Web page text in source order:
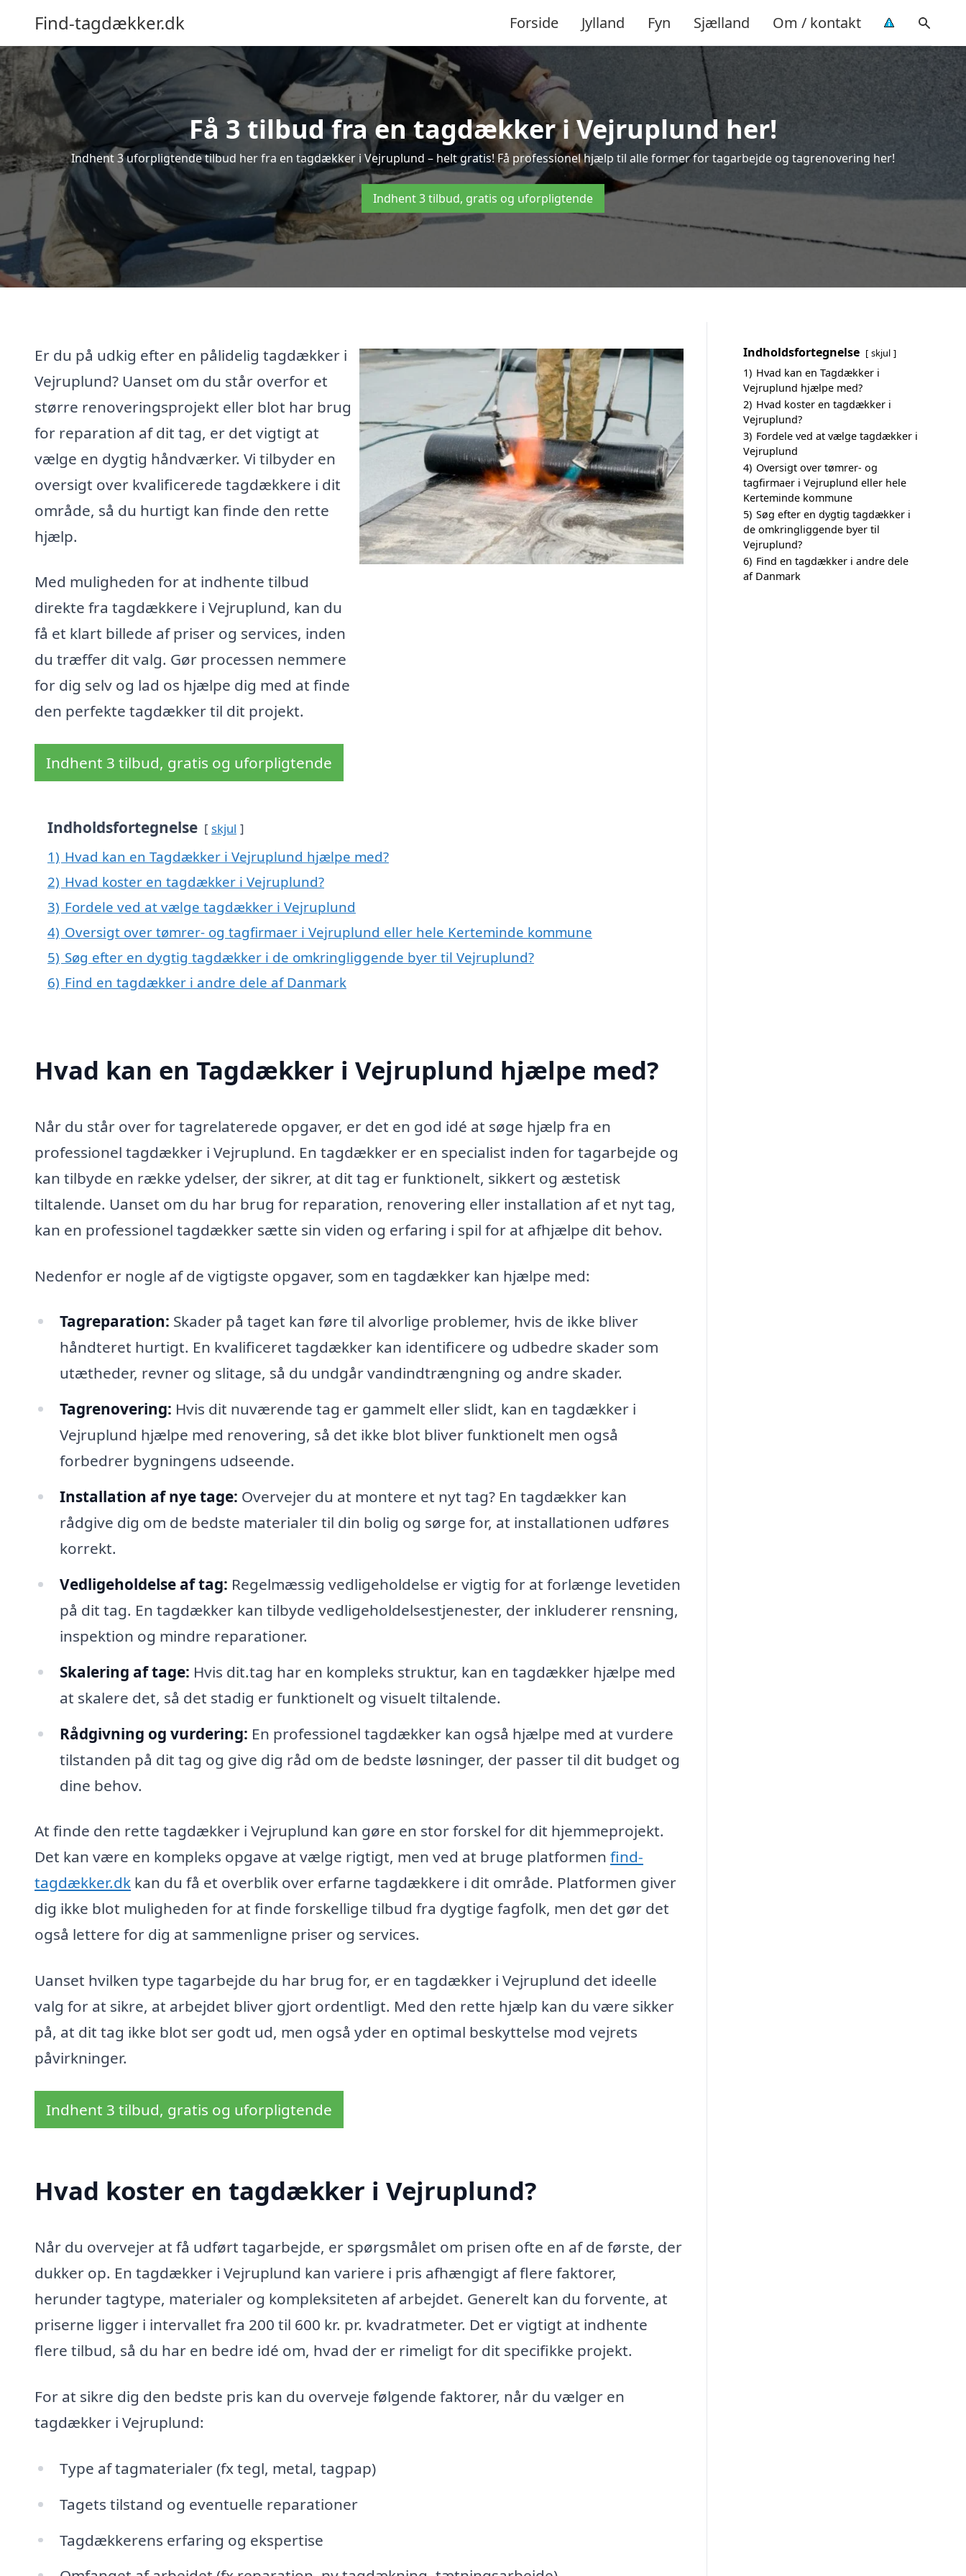
Find-tagdækker.dk Forside Jylland Fyn Sjælland Om / kontakt
Få 3 tilbud fra en tagdækker i Vejruplund her!
Indhent 3 uforpligtende tilbud her fra en tagdækker i Vejruplund – helt gratis! Få professionel hjælp til alle former for tagarbejde og tagrenovering her!
Indhent 3 tilbud, gratis og uforpligtende
Er du på udkig efter en pålidelig tagdækker i
Vejruplund? Uanset om du står overfor et
større renoveringsprojekt eller blot har brug
for reparation af dit tag, er det vigtigt at
vælge en dygtig håndværker. Vi tilbyder en
oversigt over kvalificerede tagdækkere i dit
område, så du hurtigt kan finde den rette
hjælp.
Med muligheden for at indhente tilbud
direkte fra tagdækkere i Vejruplund, kan du
få et klart billede af priser og services, inden
du træffer dit valg. Gør processen nemmere
for dig selv og lad os hjælpe dig med at finde
den perfekte tagdækker til dit projekt.
Indhent 3 tilbud, gratis og uforpligtende
Indholdsfortegnelse skjul
1) Hvad kan en Tagdækker i Vejruplund hjælpe med?
2) Hvad koster en tagdækker i Vejruplund?
3) Fordele ved at vælge tagdækker i Vejruplund
4) Oversigt over tømrer- og tagfirmaer i Vejruplund eller hele Kerteminde kommune
5) Søg efter en dygtig tagdækker i de omkringliggende byer til Vejruplund?
6) Find en tagdækker i andre dele af Danmark
Hvad kan en Tagdækker i Vejruplund hjælpe med?
Når du står over for tagrelaterede opgaver, er det en god idé at søge hjælp fra en
professionel tagdækker i Vejruplund. En tagdækker er en specialist inden for tagarbejde og
kan tilbyde en række ydelser, der sikrer, at dit tag er funktionelt, sikkert og æstetisk
tiltalende. Uanset om du har brug for reparation, renovering eller installation af et nyt tag,
kan en professionel tagdækker sætte sin viden og erfaring i spil for at afhjælpe dit behov.
Nedenfor er nogle af de vigtigste opgaver, som en tagdækker kan hjælpe med:
Tagreparation: Skader på taget kan føre til alvorlige problemer, hvis de ikke bliver
håndteret hurtigt. En kvalificeret tagdækker kan identificere og udbedre skader som
utætheder, revner og slitage, så du undgår vandindtrængning og andre skader.
Tagrenovering: Hvis dit nuværende tag er gammelt eller slidt, kan en tagdækker i
Vejruplund hjælpe med renovering, så det ikke blot bliver funktionelt men også
forbedrer bygningens udseende.
Installation af nye tage: Overvejer du at montere et nyt tag? En tagdækker kan
rådgive dig om de bedste materialer til din bolig og sørge for, at installationen udføres
korrekt.
Vedligeholdelse af tag: Regelmæssig vedligeholdelse er vigtig for at forlænge levetiden
på dit tag. En tagdækker kan tilbyde vedligeholdelsestjenester, der inkluderer rensning,
inspektion og mindre reparationer.
Skalering af tage: Hvis dit.tag har en kompleks struktur, kan en tagdækker hjælpe med
at skalere det, så det stadig er funktionelt og visuelt tiltalende.
Rådgivning og vurdering: En professionel tagdækker kan også hjælpe med at vurdere
tilstanden på dit tag og give dig råd om de bedste løsninger, der passer til dit budget og
dine behov.
At finde den rette tagdækker i Vejruplund kan gøre en stor forskel for dit hjemmeprojekt.
Det kan være en kompleks opgave at vælge rigtigt, men ved at bruge platformen find-
tagdækker.dk kan du få et overblik over erfarne tagdækkere i dit område. Platformen giver
dig ikke blot muligheden for at finde forskellige tilbud fra dygtige fagfolk, men det gør det
også lettere for dig at sammenligne priser og services.
Uanset hvilken type tagarbejde du har brug for, er en tagdækker i Vejruplund det ideelle
valg for at sikre, at arbejdet bliver gjort ordentligt. Med den rette hjælp kan du være sikker
på, at dit tag ikke blot ser godt ud, men også yder en optimal beskyttelse mod vejrets
påvirkninger.
Indhent 3 tilbud, gratis og uforpligtende
Hvad koster en tagdækker i Vejruplund?
Når du overvejer at få udført tagarbejde, er spørgsmålet om prisen ofte en af de første, der
dukker op. En tagdækker i Vejruplund kan variere i pris afhængigt af flere faktorer,
herunder tagtype, materialer og kompleksiteten af arbejdet. Generelt kan du forvente, at
priserne ligger i intervallet fra 200 til 600 kr. pr. kvadratmeter. Det er vigtigt at indhente
flere tilbud, så du har en bedre idé om, hvad der er rimeligt for dit specifikke projekt.
For at sikre dig den bedste pris kan du overveje følgende faktorer, når du vælger en
tagdækker i Vejruplund:
Type af tagmaterialer (fx tegl, metal, tagpap)
Tagets tilstand og eventuelle reparationer
Tagdækkerens erfaring og ekspertise
Indholdsfortegnelse skjul
1) Hvad kan en Tagdækker i
Vejruplund hjælpe med?
2) Hvad koster en tagdækker i
Vejruplund?
3) Fordele ved at vælge tagdækker i
Vejruplund
4) Oversigt over tømrer- og
tagfirmaer i Vejruplund eller hele
Kerteminde kommune
5) Søg efter en dygtig tagdækker i
de omkringliggende byer til
Vejruplund?
6) Find en tagdækker i andre dele
af Danmark